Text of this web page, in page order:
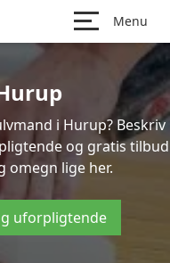
Menu
i Hurup? Beskriv
og gratis tilbud
omegn lige her.
uforpligtende